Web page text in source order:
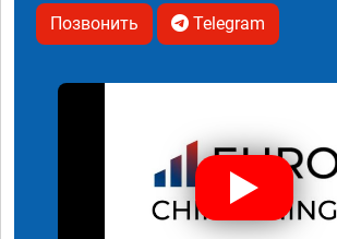
Позвонить Telegram